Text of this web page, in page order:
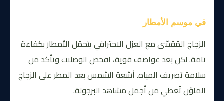
في موسم الأمطار
الزجاج المُقسّى مع العزل الاحترافي يتحمّل الأمطار بكفاءة
تامة. لكن بعد عواصف قوية، افحص الوصلات وتأكد من
سلامة تصريف المياه. أشعة الشمس بعد المطر على الزجاج
الملوّن تُعطي من أجمل مشاهد البرجولة.